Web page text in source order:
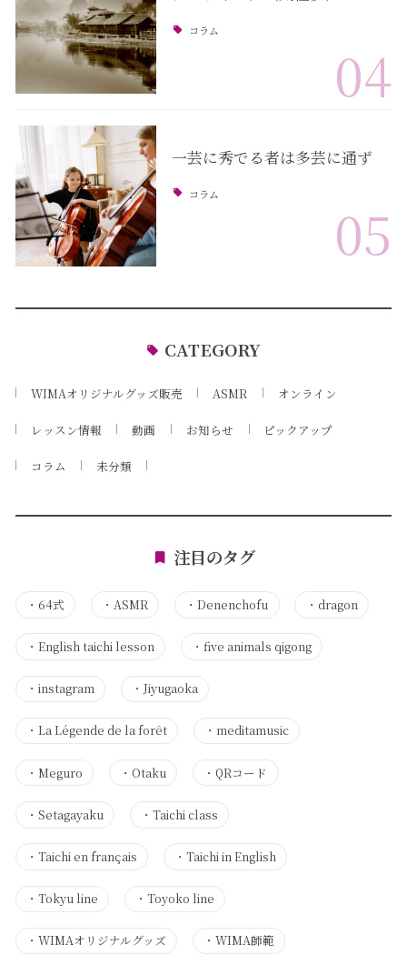
コラム
04
一芸に秀でる者は多芸に通ず
コラム
05
CATEGORY
WIMAオリジナルグッズ販売 ASMR オンライン
レッスン情報 動画 お知らせ ピックアップ
コラム 未分類
注目のタグ
・ 64式 ・ASMR ・Denenchofu ・ dragon
・ English taichi lesson ・five animals qigong
・ instagram ・Jiyugaoka
・ La Légende de la forêt ・ meditamusic
・ Meguro ・ Otaku ・QRコード
・ Setagayaku ・Taichi class
・ Taichi en français ・Taichi in English
・ Tokyu line ・Toyoko line
・ WIMAオリジナルグッズ ・WIMA師範